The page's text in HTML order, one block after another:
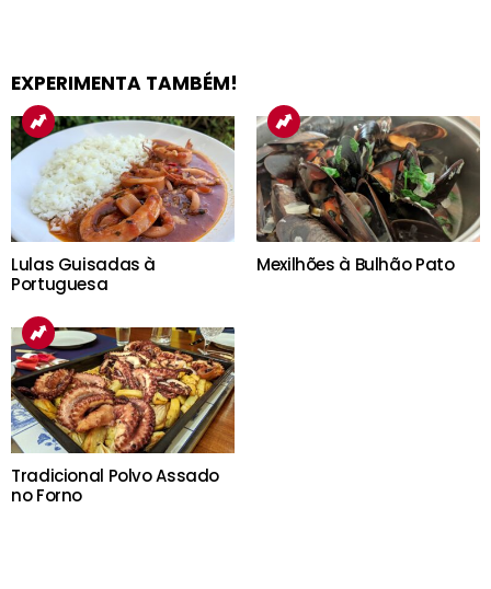
EXPERIMENTA TAMBÉM!
Lulas Guisadas à
Portuguesa
Mexilhões à Bulhão Pato
Tradicional Polvo Assado
no Forno